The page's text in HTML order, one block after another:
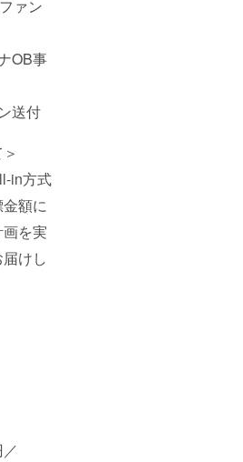
ァン
OB事
送付
in方式
額に
を実
けし